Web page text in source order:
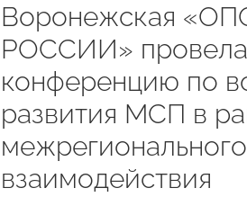
Воронежская
РОССИИ» провела
конференцию по
развития МСП в
межрегионального
взаимодействия